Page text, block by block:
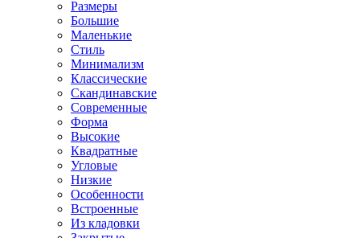
Размеры
Большие
Маленькие
Стиль
Минимализм
Классические
Скандинавские
Современные
Форма
Высокие
Квадратные
Угловые
Низкие
Особенности
Встроенные
Из кладовки